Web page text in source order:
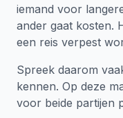
iemand voor
ander gaat kosten.
een reis verpest
Spreek daarom
kennen. Op deze
voor beide partijen